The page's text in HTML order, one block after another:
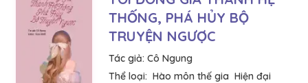
THỐNG, PHÁ HỦY BỘ
TRUYỆN NGƯỢC
Tác giả: Cô Ngung
Thể loại: Hào môn thế gia Hiện đại